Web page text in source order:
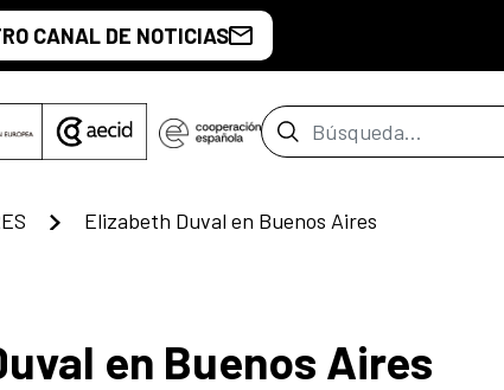
CANAL DE NOTICIAS
Barra de búsqueda
Elizabeth Duval en Buenos Aires
en Buenos Aires